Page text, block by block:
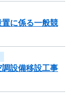
に係る一般競
調設備移設工事